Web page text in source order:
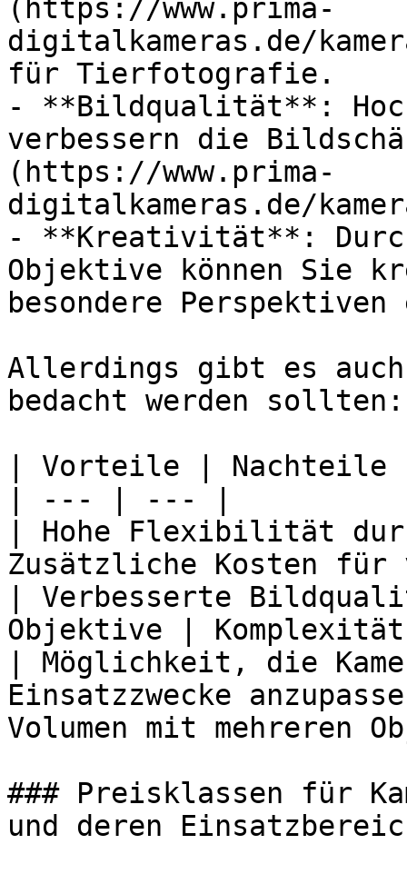
(https://www.prima-
digitalkameras.de/
für Tierfotografie.
- **Bildqualität**:
verbessern die
(https://www.prima-
digitalkameras.de/
- **Kreativität**:
Objektive können Sie
besondere
Allerdings gibt es
bedacht werden sollten:
| Vorteile | Nachteile
| --- | --- |
| Hohe Flexibilität
Zusätzliche Kosten für
| Verbesserte
Objektive |
| Möglichkeit, die
Einsatzzwecke
Volumen mit mehreren
### Preisklassen für
und deren